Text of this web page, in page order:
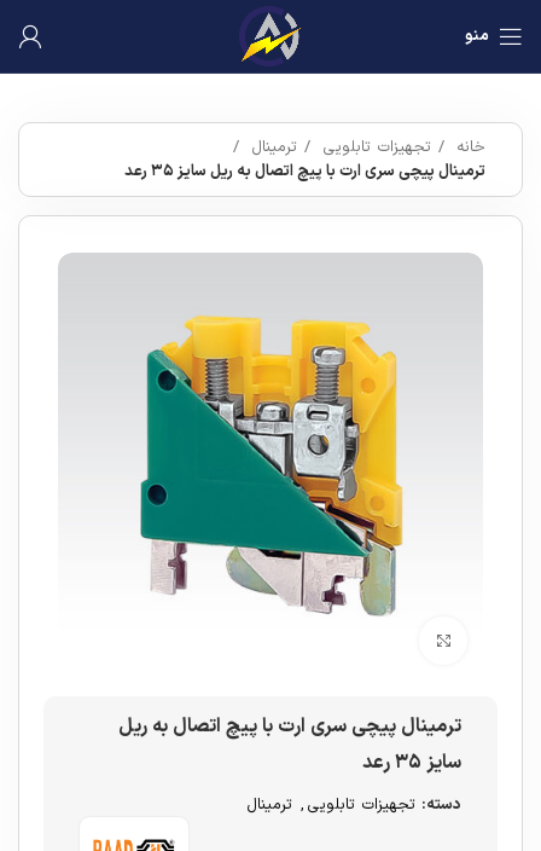
منو
خانه تجهیزات تابلویی
ترمینال
ترمینال پیچی سری ارت با پیچ اتصال به ریل سایز ۳۵ رعد
ترمینال پیچی سری ارت با پیچ اتصال به ریل
سایز ۳۵ رعد
دسته: تجهیزات تابلویی , ترمینال